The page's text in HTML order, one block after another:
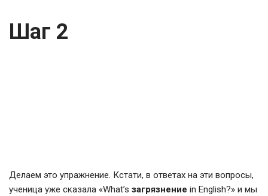
Шаг 2
Делаем это упражнение. Кстати, в ответах на эти вопросы,
ученица уже сказала «What’s загрязнение in English?» и мы